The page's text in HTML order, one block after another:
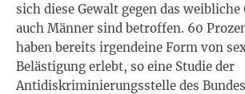
sich diese Gewalt gegen das weibliche
auch Männer sind betroffen. 60
haben bereits irgendeine Form von
Belästigung erlebt, so eine Studie der
Antidiskriminierungsstelle des